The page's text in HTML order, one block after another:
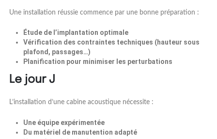
Une installation réussie commence par une bonne préparation :
Étude de l’implantation optimale
Vérification des contraintes techniques (hauteur sous
plafond, passages…)
Planification pour minimiser les perturbations
Le jour J
L’installation d’une cabine acoustique nécessite :
Une équipe expérimentée
Du matériel de manutention adapté